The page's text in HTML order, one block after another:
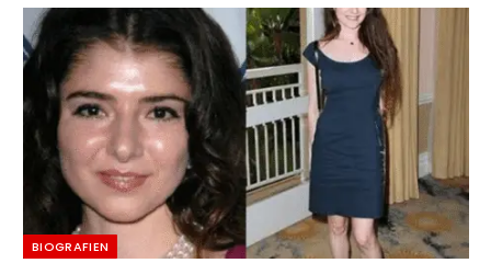
BIOGRAFIEN